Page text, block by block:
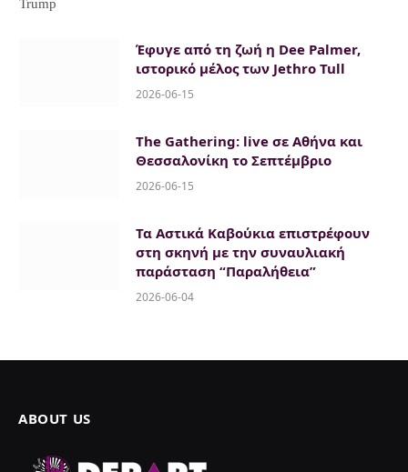
Trump
Έφυγε από τη ζωή η Dee Palmer,
ιστορικό μέλος των Jethro Tull
2026-06-15
The Gathering: live σε Αθήνα και
Θεσσαλονίκη το Σεπτέμβριο
2026-06-15
Τα Αστικά Καβούκια επιστρέφουν
στη σκηνή με την συναυλιακή
παράσταση “Παραλήθεια”
2026-06-04
ABOUT US